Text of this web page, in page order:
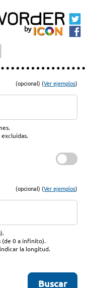
(opcional) (Ver ejemplos)
excluidas.
(opcional) (Ver ejemplos)
(de 0 a infinito).
la longitud.